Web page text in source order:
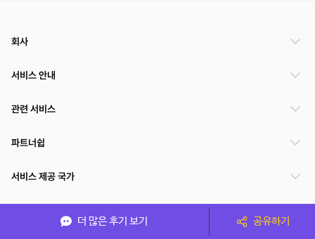
더 많은 후기 보기 공유하기
회사
서비스 안내
관련 서비스
파트너쉽
서비스 제공 국가
(주)NSPACE 사업자정보